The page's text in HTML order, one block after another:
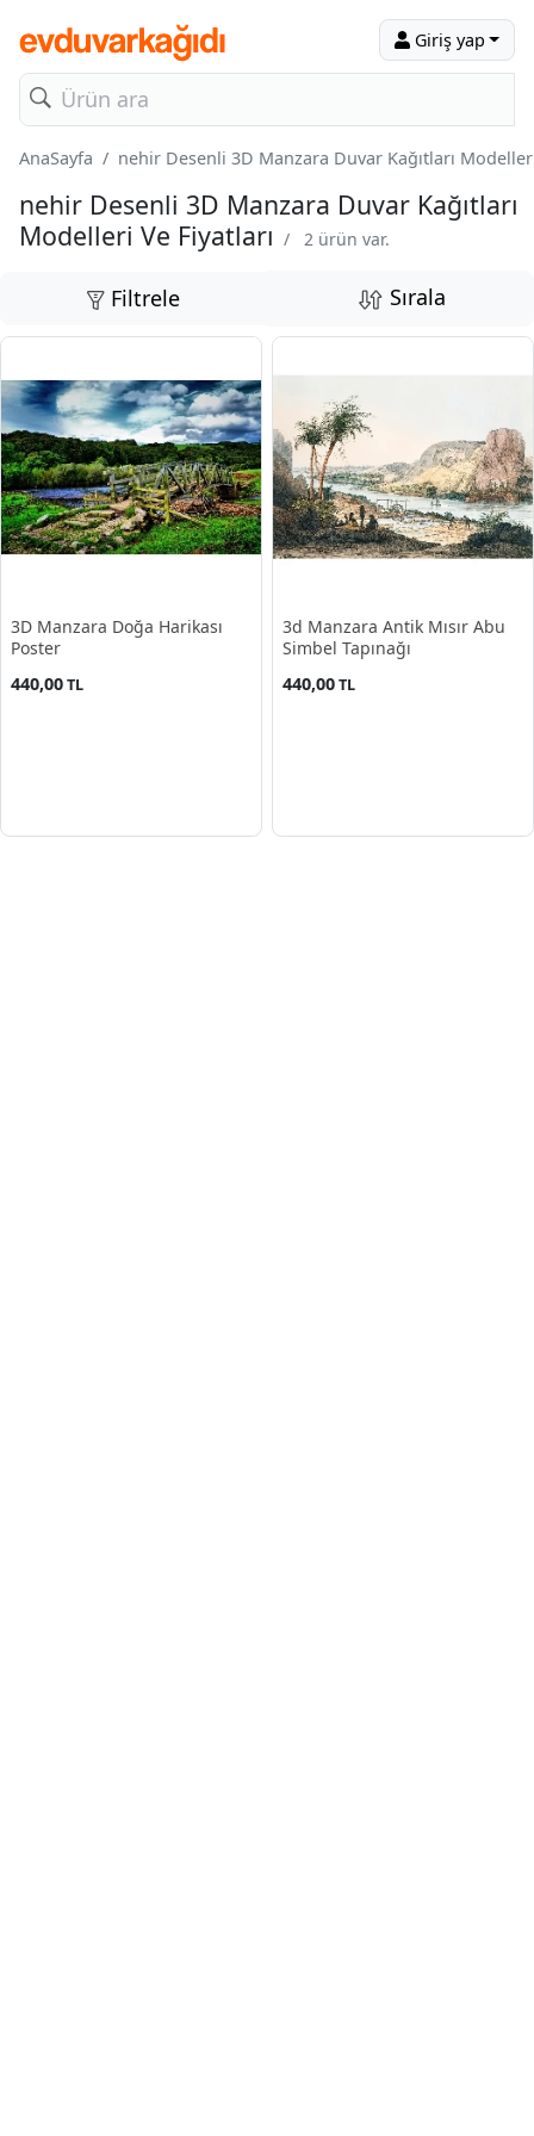
Giriş yap
AnaSayfa nehir Desenli 3D Manzara Duvar Kağıtları
nehir Desenli 3D Manzara Duvar Kağıtları
Modelleri Ve Fiyatları / 2 ürün var.
Filtrele Sırala
3D Manzara Doğa Harikası
Poster
440,00TL
3d Manzara Antik Mısır Abu
Simbel Tapınağı
440,00TL